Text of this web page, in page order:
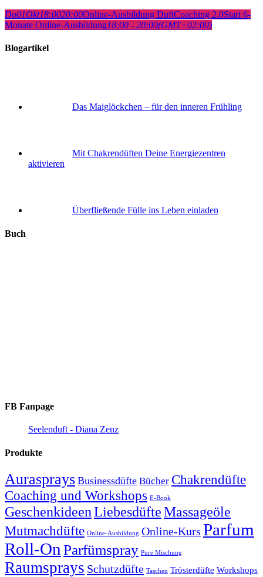
Do01Okt18:0020:00Online-Ausbildung DuftCoaching 2.0Start 6-
Monate Online-Ausbildung18:00 - 20:00(GMT+02:00)
Blogartikel
Das Maiglöckchen – für den inneren Frühling
Mit Chakrendüften Deine Energiezentren
aktivieren
Überfließende Fülle ins Leben einladen
Buch
FB Fanpage
Seelenduft - Diana Zenz
Produkte
Aurasprays Businessdüfte Bücher Chakrendüfte
Coaching und Workshops E-Book
GeschenkideenLiebesdüfteMassageöle
Mutmachdüfte Online-Ausbildung Online-Kurs Parfum
Roll-On Parfümspray Pure Mischung
Raumsprays Schutzdüfte Taschen Trösterdüfte Workshops